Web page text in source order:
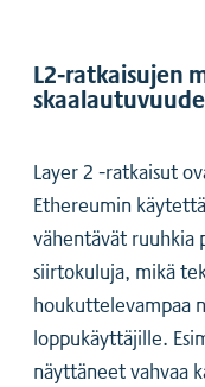
L2-ratkaisujen
Layer 2 -ratkaisut
Ethereumin
vähentävät ruuhkia
siirtokuluja, mikä
houkuttelevampaa
loppukäyttäjille.
näyttäneet vahvaa